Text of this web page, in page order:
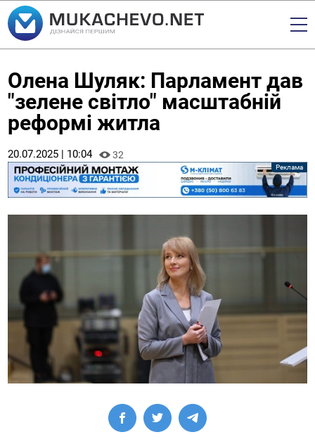
Олена Шуляк: Парламент дав
"зелене світло" масштабній
реформі житла
20.07.2025 | 10:04 32